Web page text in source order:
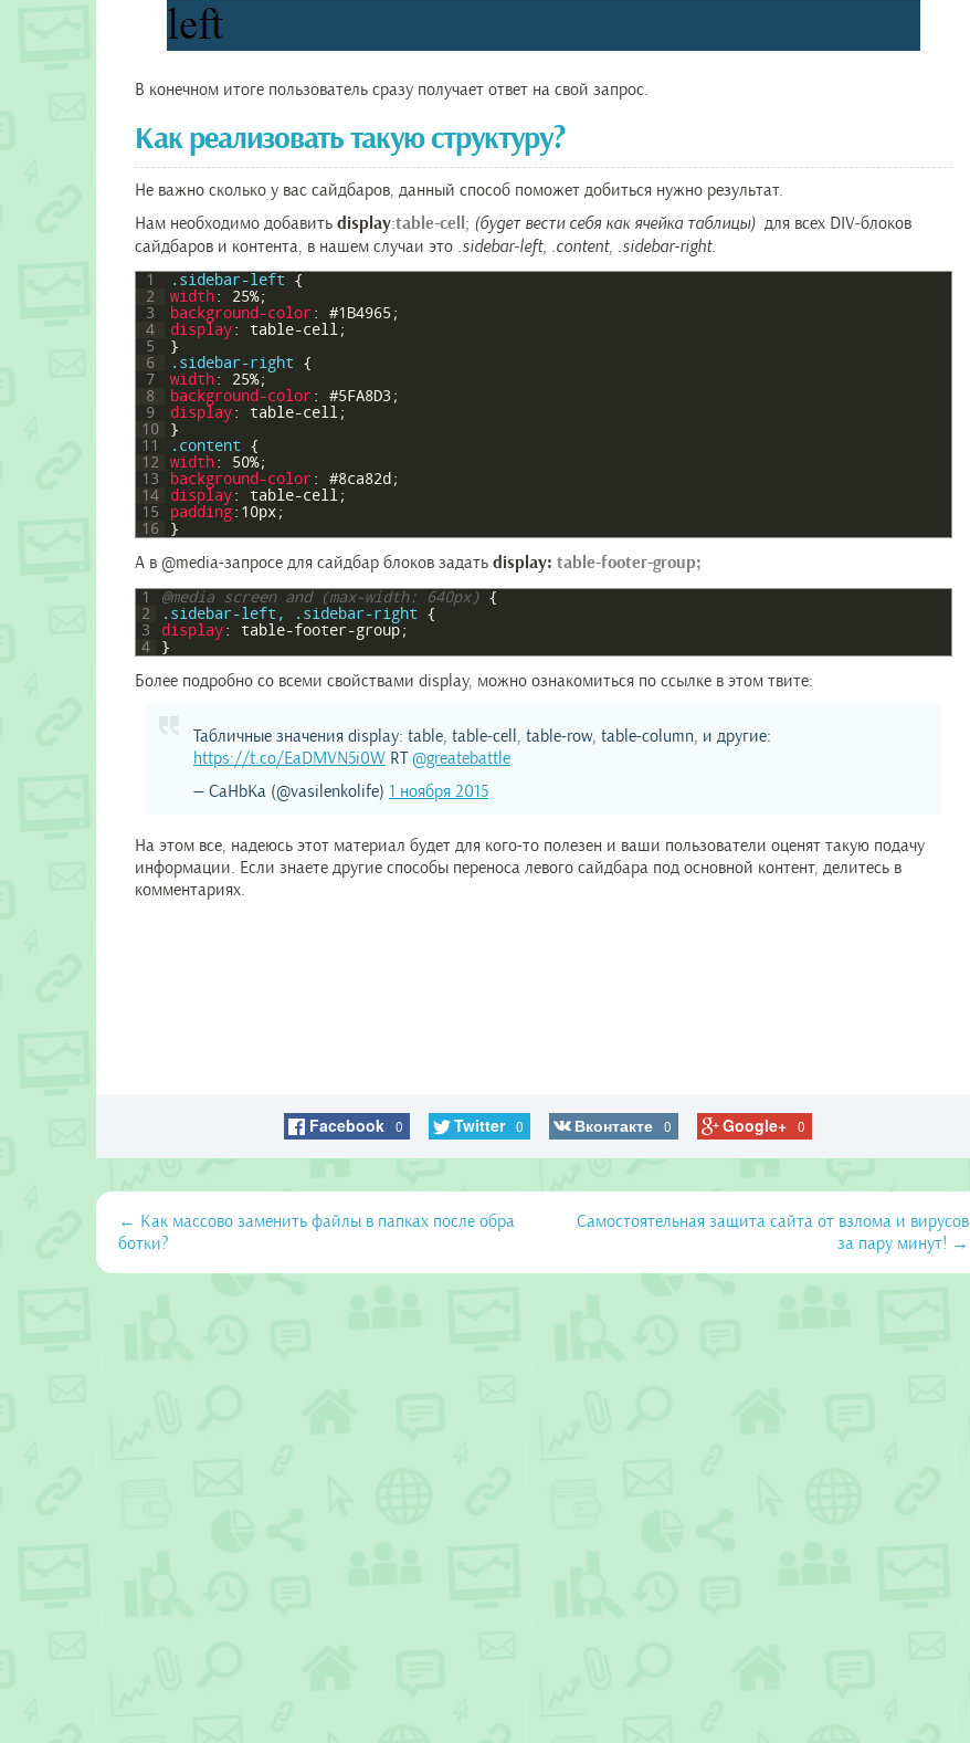
В конечном итоге пользователь сразу получает ответ на свой запрос.
Как реализовать такую структуру?
Не важно сколько у вас сайдбаров, данный способ поможет добиться нужно результат.
Нам необходимо добавить display:table-cell; (будет вести себя как ячейка таблицы) для всех DIV-блоков
сайдбаров и контента, в нашем случаи это .sidebar-left, .content, .sidebar-right.
1
2
3
4
5
6
7
8
9
10
11
12
13
14
15
16
.sidebar-left {
width: 25%;
background-color : #1B4965;
display: table-cell ;
}
.sidebar-right {
width: 25%;
background-color : #5FA8D3;
display: table-cell ;
}
.content {
width: 50%;
background-color : #8ca82d ;
display: table-cell ;
padding: 10px;
}
А в @media-запросе для сайдбар блоков задать display: table-footer-group;
1
2
3
4
@media screen and (max-width: 640px) {
.sidebar-left, .sidebar-right {
display: table-footer-group;
}
Более подробно со всеми свойствами display, можно ознакомиться по ссылке в этом твите:
Табличные значения display: table, table-cell, table-row, table-column, и другие:
https://t.co/EaDMVN5i0W RT @greatebattle
— CaHbKa (@vasilenkolife) 1 ноября 2015
На этом все, надеюсь этот материал будет для кого-то полезен и ваши пользователи оценят такую подачу
информации. Если знаете другие способы переноса левого сайдбара под основной контент, делитесь в
комментариях.
Facebook 0 Twitter 0 Вконтакте 0 Google+ 0
← Как массово заменить файлы в папках после обра
ботки?
Самостоятельная защита сайта от взлома и вирусов
за пару минут! →